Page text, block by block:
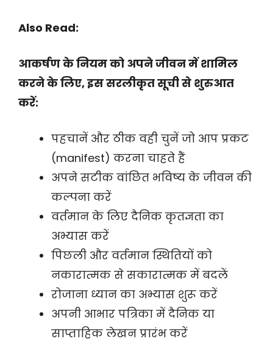
Also Read:
आकर्षण के नियम को अपने जीवन में शामिल
करने के लिए, इस सरलीकृत सूची से शुरुआत
करें:
पहचानें और ठीक वही चुनें जो आप प्रकट
(manifest) करना चाहते हैं
अपने सटीक वांछित भविष्य के जीवन की
कल्पना करें
वर्तमान के लिए दैनिक कृतज्ञता का
अभ्यास करें
पिछली और वर्तमान स्थितियों को
नकारात्मक से सकारात्मक में बदलें
रोजाना ध्यान का अभ्यास शुरू करें
अपनी आभार पत्रिका में दैनिक या
साप्ताहिक लेखन प्रारंभ करें